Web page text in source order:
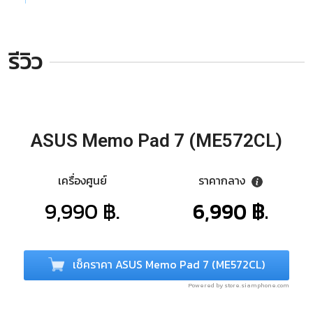
รีวิว
ASUS Memo Pad 7 (ME572CL)
เครื่องศูนย์
9,990 ฿.
ราคากลาง
6,990 ฿.
เช็คราคา ASUS Memo Pad 7 (ME572CL)
Powered by store.siamphone.com